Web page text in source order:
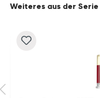
Produktgalerie überspringen
Weiteres aus der Serie